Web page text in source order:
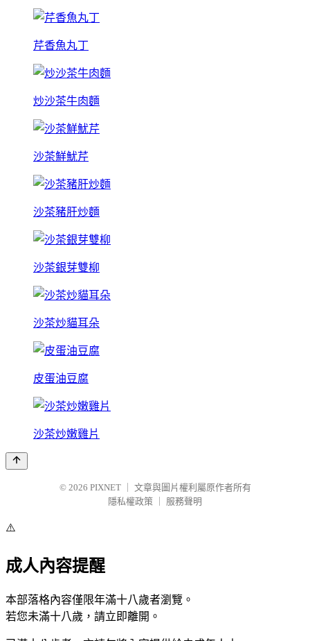
芹香魚丸丁
炒沙茶牛肉麵
沙茶鮮魷芹
沙茶豬肝炒麵
沙茶銀芽雙柳
沙茶炒貓耳朵
皮蛋油豆腐
沙茶炒嫩雞片
© 2026 PIXNET
文章與圖片權利屬原作者所有
隱私權政策
服務聲明
⚠️
成人內容提醒
本部落格內容僅限年滿十八歲者瀏覽。
若您未滿十八歲，請立即離開。